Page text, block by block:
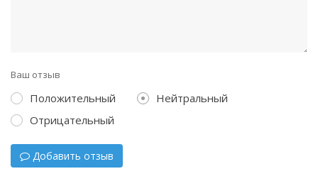
Ваш отзыв
Положительный
Нейтральный
Отрицательный
Добавить отзыв